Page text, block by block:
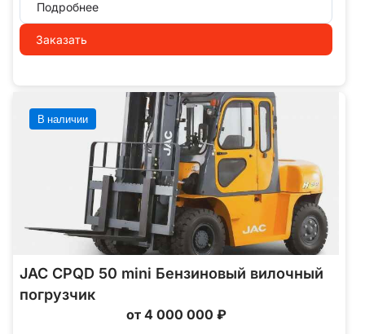
Подробнее
Заказать
В наличии
JAC CPQD 50 mini Бензиновый вилочный
погрузчик
от 4 000 000 ₽